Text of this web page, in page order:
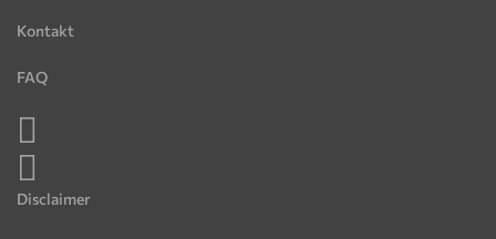
Kontakt
FAQ
Disclaimer